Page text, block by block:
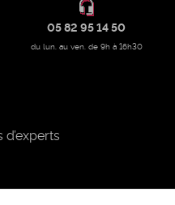
05 82 95 14 50
du lun. au ven. de 9h à 16h30
d’experts